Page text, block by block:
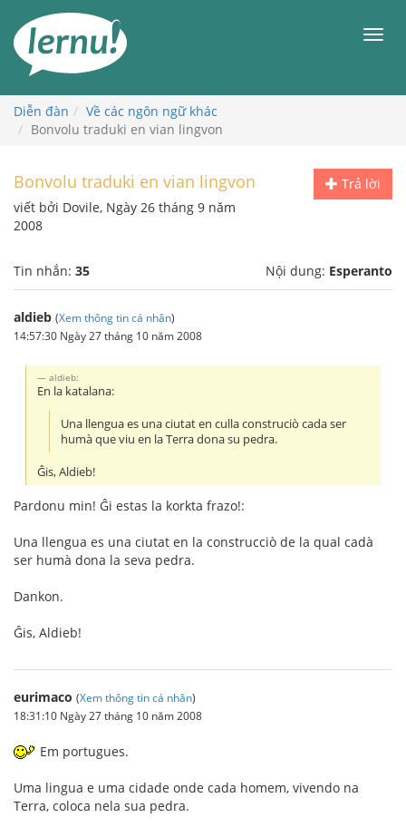
đến
phần
dung
Diễn đàn
Về các ngôn ngữ khác
Bonvolu traduki en vian lingvon
Trả lời
Bonvolu traduki en vian lingvon
viết bởi Dovile, Ngày 26 tháng 9 năm
2008
Tin nhắn: 35 Nội dung: Esperanto
aldieb (Xem thông tin cá nhân)
14:57:30 Ngày 27 tháng 10 năm 2008
aldieb:
En la katalana:
Una llengua es una ciutat en culla construciò cada ser
humà que viu en la Terra dona su pedra.
Ĝis, Aldieb!
Pardonu min! Ĝi estas la korkta frazo!:
Una llengua es una ciutat en la construcciò de la qual cadà
ser humà dona la seva pedra.
Dankon.
Ĝis, Aldieb!
eurimaco (Xem thông tin cá nhân)
18:31:10 Ngày 27 tháng 10 năm 2008
Em portugues.
Uma lingua e uma cidade onde cada homem, vivendo na
Terra, coloca nela sua pedra.